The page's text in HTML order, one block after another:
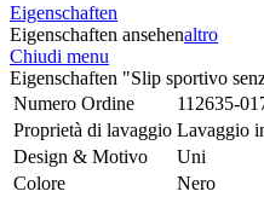
Eigenschaften
Eigenschaften ansehenaltro
Chiudi menu
Eigenschaften "Slip sportivo
Numero Ordine
112635-
Proprietà di lavaggio Lavaggio
Design & Motivo
Uni
Colore
Nero